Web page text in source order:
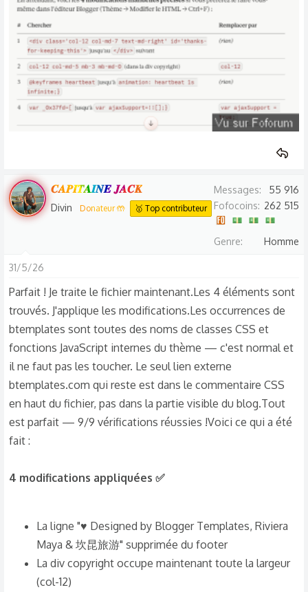
𝑪𝑨𝑷𝑰𝑻𝑨𝑰𝑵𝑬 𝑱𝑨𝑪𝑲
Divin Donateur 🤲 🥇 Top contributeur
Messages
55 916
Fofocoins
262 515
Genre Homme
31/5/26
Parfait ! Je traite le fichier maintenant.Les 4 éléments sont
trouvés. J'applique les modifications.Les occurrences de
btemplates sont toutes des noms de classes CSS et
fonctions JavaScript internes du thème — c'est normal et
il ne faut pas les toucher. Le seul lien externe
btemplates.com qui reste est dans le commentaire CSS
en haut du fichier, pas dans la partie visible du blog.Tout
est parfait — 9/9 vérifications réussies !Voici ce qui a été
fait :
4 modifications appliquées ✅
La ligne "♥ Designed by Blogger Templates, Riviera
Maya & 坎昆旅游" supprimée du footer
La div copyright occupe maintenant toute la largeur
(col-12)